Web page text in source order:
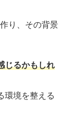
り、その背景
じるかもしれ
環境を整える